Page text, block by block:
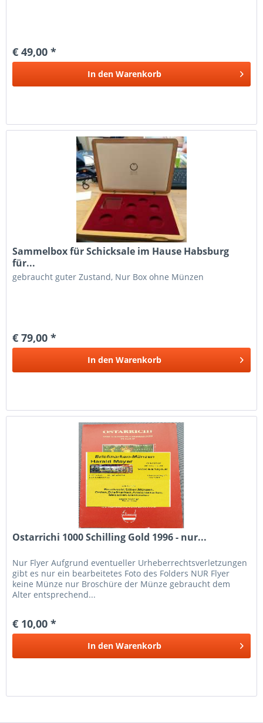
€ 49,00 *
In den Warenkorb
Sammelbox für Schicksale im Hause Habsburg
für...
gebraucht guter Zustand, Nur Box ohne Münzen
€ 79,00 *
In den Warenkorb
Ostarrichi 1000 Schilling Gold 1996 - nur...
Nur Flyer Aufgrund eventueller Urheberrechtsverletzungen
gibt es nur ein bearbeitetes Foto des Folders NUR Flyer
keine Münze nur Broschüre der Münze gebraucht dem
Alter entsprechend...
€ 10,00 *
In den Warenkorb